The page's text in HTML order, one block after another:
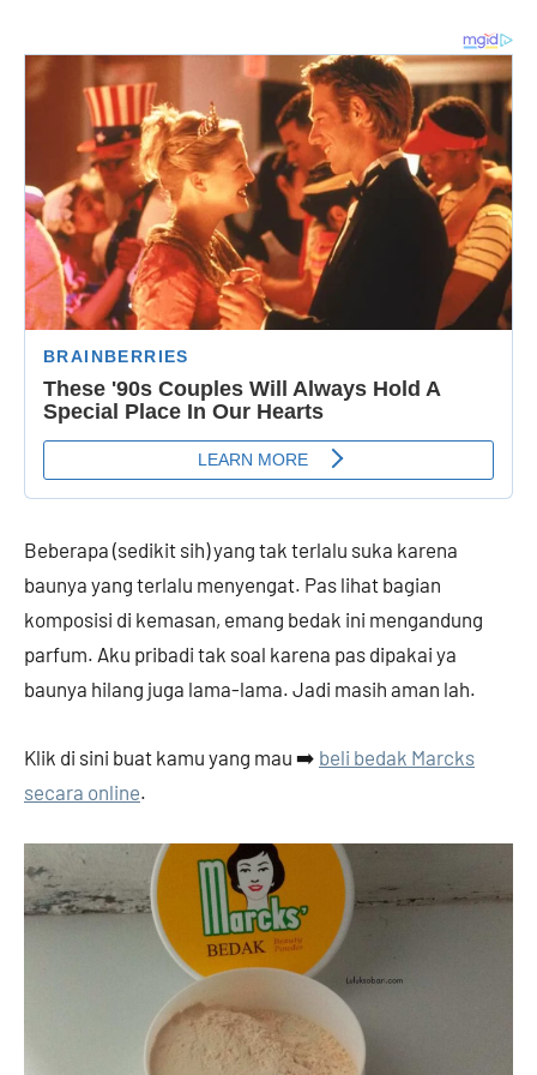
Beberapa (sedikit sih) yang tak terlalu suka karena
baunya yang terlalu menyengat. Pas lihat bagian
komposisi di kemasan, emang bedak ini mengandung
parfum. Aku pribadi tak soal karena pas dipakai ya
baunya hilang juga lama-lama. Jadi masih aman lah.
Klik di sini buat kamu yang mau ➡️ beli bedak Marcks
secara online.